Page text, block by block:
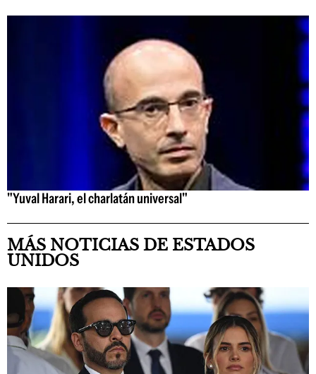
"Yuval Harari, el charlatán universal"
MÁS NOTICIAS DE ESTADOS
UNIDOS